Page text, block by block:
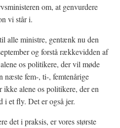
om, at genvurdere
vi står i.
alle ministre, gentænk nu den
og forstå rækkevidden af
os politikere, der vil møde
næste fem-, ti-, femtenårige
ikke alene os politikere, der en
i et fly. Det er også jer.
det i praksis, er vores største